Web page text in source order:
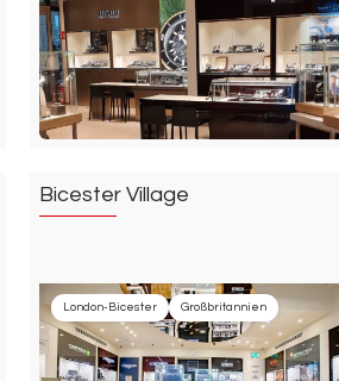
Bicester Village
London-Bicester Großbritannien